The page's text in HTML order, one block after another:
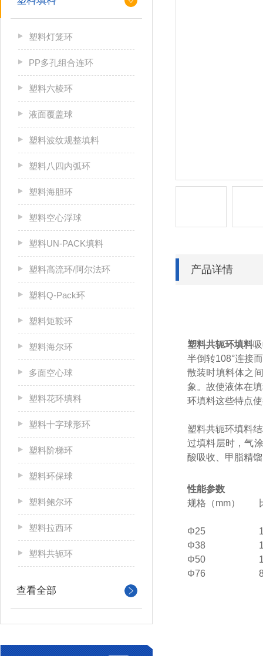
塑料灯笼环
PP多孔组合连环
塑料六棱环
液面覆盖球
塑料波纹规整填料
塑料八四内弧环
塑料海胆环
塑料空心浮球
塑料UN-PACK填料
塑料高流环/阿尔法环
塑料Q-Pack环
塑料矩鞍环
塑料海尔环
多面空心球
塑料花环填料
塑料十字球形环
塑料阶梯环
塑料环保球
塑料鲍尔环
塑料拉西环
塑料共轭环
查看全部
产品详情
塑料共轭环填料
半倒转108°连接
散装时填料体之
象。故使液体在
环填料这些特点
塑料共轭环填料
过填料层时，气
酸吸收、甲脂精
性能参数
规格（mm）
Φ25
Φ38
Φ50
Φ76